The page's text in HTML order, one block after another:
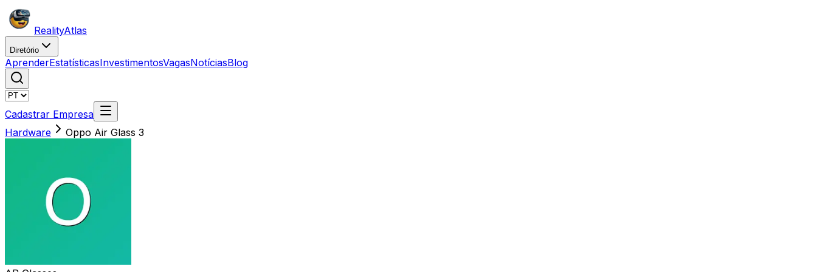
RealityAtlas
Diretório
AprenderEstatísticasInvestimentosVagasNotíciasBlog
Cadastrar Empresa
Hardware
Oppo Air Glass 3